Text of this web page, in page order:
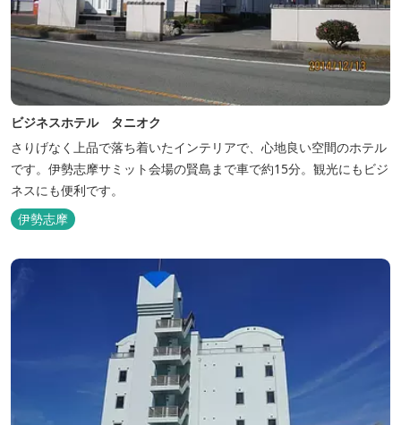
ビジネスホテル タニオク
さりげなく上品で落ち着いたインテリアで、心地良い空間のホテル
です。伊勢志摩サミット会場の賢島まで車で約15分。観光にもビジ
ネスにも便利です。
伊勢志摩